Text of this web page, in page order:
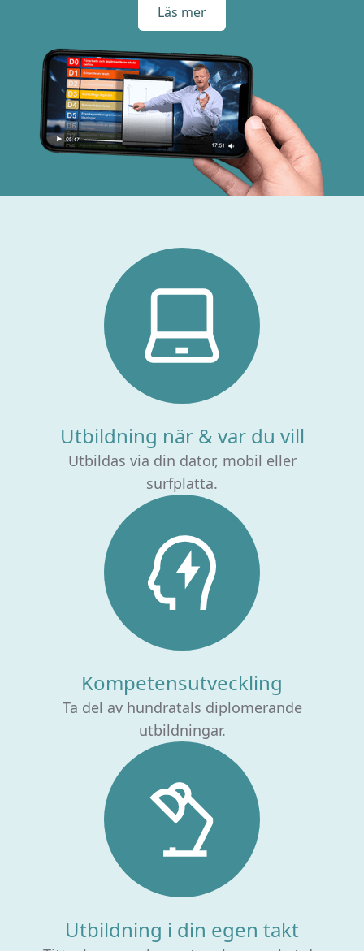
Läs mer
Utbildning när & var du vill
Utbildas via din dator, mobil eller
surfplatta.
Kompetensutveckling
Ta del av hundratals diplomerande
utbildningar.
Utbildning i din egen takt